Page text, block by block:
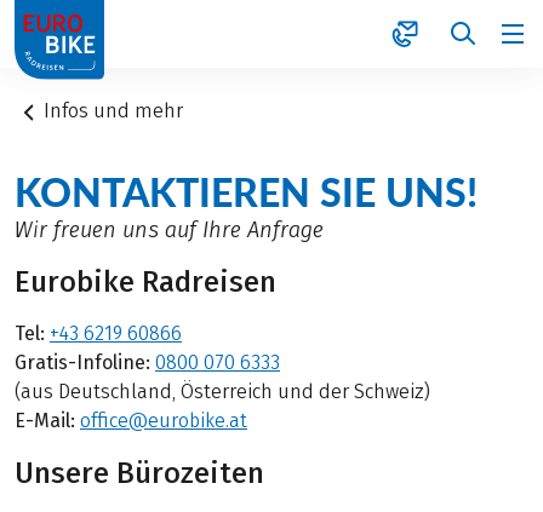
1
Infos und mehr
KONTAKTIEREN SIE UNS!
Wir freuen uns auf Ihre Anfrage
Eurobike Radreisen
Tel: +43 6219 60866
Gratis-Infoline: 0800 070 6333
(aus Deutschland, Österreich und der Schweiz)
E-Mail: office@eurobike.at
Unsere Bürozeiten